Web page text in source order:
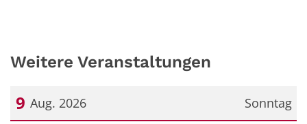
Weitere Veranstaltungen
Sonntag
9 Aug. 2026